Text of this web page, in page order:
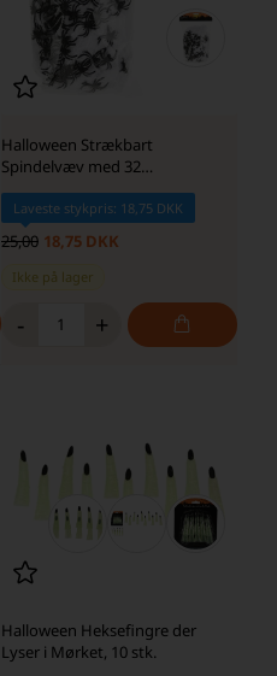
Halloween Strækbart
Spindelvæv med 32
Edderkopper
Laveste stykpris: 18,75 DKK
25,00 18,75 DKK
Ikke på lager
- +
Halloween Heksefingre der
Lyser i Mørket, 10 stk.